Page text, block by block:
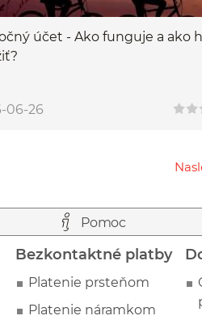
účet - Ako funguje a ako
06-26
Przejdź
Pomoc
Bezkontaktné platby
Platenie prsteňom
Platenie náramkom